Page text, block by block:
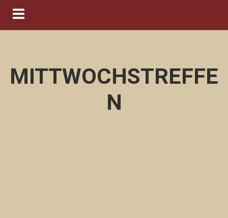
Navigation ein-/ausblenden
MITTWOCHSTREFFE
N